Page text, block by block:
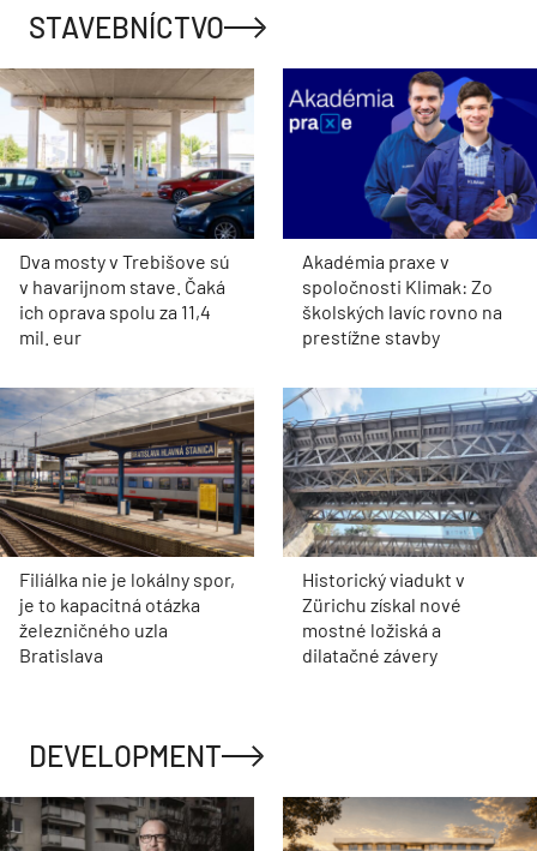
Dva mosty v Trebišove sú
v havarijnom stave. Čaká
ich oprava spolu za 11,4
mil. eur
Akadémia praxe v
spoločnosti Klimak: Zo
školských lavíc rovno na
prestížne stavby
Filiálka nie je lokálny spor,
je to kapacitná otázka
železničného uzla
Bratislava
Historický viadukt v
Zürichu získal nové
mostné ložiská a
dilatačné závery
DEVELOPMENT